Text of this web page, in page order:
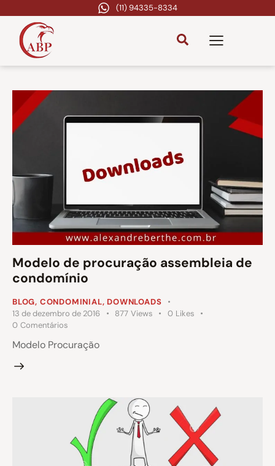
(11) 94335-8334
Modelo de procuração assembleia de
condomínio
BLOG, CONDOMINIAL, DOWNLOADS
13 de dezembro de 2016
877 Views 0 Likes
0 Comentários
Modelo Procuração